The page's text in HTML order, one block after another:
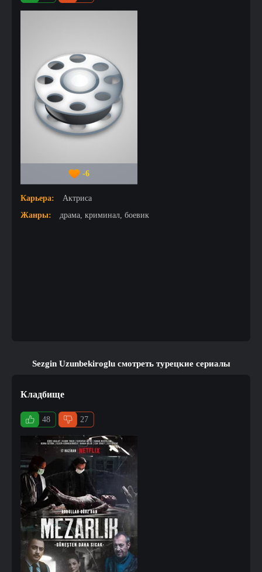
-6
Карьера:
Актриса
Жанры:
драма, криминал, боевик
Sezgin Uzunbekiroglu смотреть турецкие сериалы
Кладбище
48 27